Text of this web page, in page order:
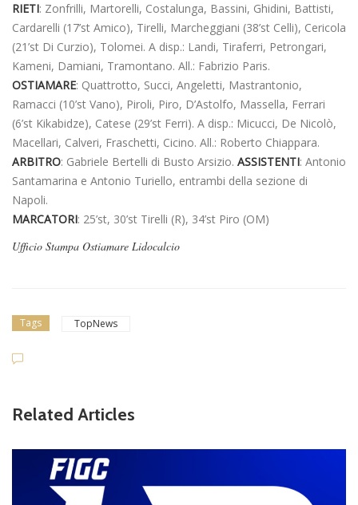
RIETI: Zonfrilli, Martorelli, Costalunga, Bassini, Ghidini, Battisti,
Cardarelli (17’st Amico), Tirelli, Marcheggiani (38’st Celli), Cericola
(21’st Di Curzio), Tolomei. A disp.: Landi, Tiraferri, Petrongari,
Kameni, Damiani, Tramontano. All.: Fabrizio Paris.
OSTIAMARE: Quattrotto, Succi, Angeletti, Mastrantonio,
Ramacci (10’st Vano), Piroli, Piro, D’Astolfo, Massella, Ferrari
(6’st Kikabidze), Catese (29’st Ferri). A disp.: Micucci, De Nicolò,
Macellari, Calveri, Fraschetti, Cicino. All.: Roberto Chiappara.
ARBITRO: Gabriele Bertelli di Busto Arsizio. ASSISTENTI: Antonio
Santamarina e Antonio Turiello, entrambi della sezione di
Napoli.
MARCATORI: 25’st, 30’st Tirelli (R), 34’st Piro (OM)
Ufficio Stampa Ostiamare Lidocalcio
Tags TopNews
Related Articles